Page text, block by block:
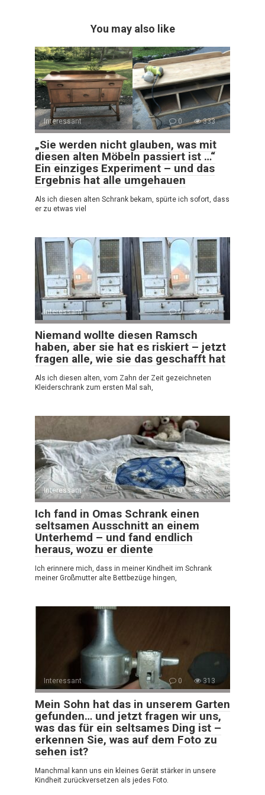
You may also like
Interessant 0 333
„Sie werden nicht glauben, was mit
diesen alten Möbeln passiert ist …“
Ein einziges Experiment – und das
Ergebnis hat alle umgehauen
Als ich diesen alten Schrank bekam, spürte ich sofort, dass
er zu etwas viel
Interessant 0 402
Niemand wollte diesen Ramsch
haben, aber sie hat es riskiert – jetzt
fragen alle, wie sie das geschafft hat
Als ich diesen alten, vom Zahn der Zeit gezeichneten
Kleiderschrank zum ersten Mal sah,
Interessant 0 361
Ich fand in Omas Schrank einen
seltsamen Ausschnitt an einem
Unterhemd – und fand endlich
heraus, wozu er diente
Ich erinnere mich, dass in meiner Kindheit im Schrank
meiner Großmutter alte Bettbezüge hingen,
Interessant 0 313
Mein Sohn hat das in unserem Garten
gefunden… und jetzt fragen wir uns,
was das für ein seltsames Ding ist –
erkennen Sie, was auf dem Foto zu
sehen ist?
Manchmal kann uns ein kleines Gerät stärker in unsere
Kindheit zurückversetzen als jedes Foto.